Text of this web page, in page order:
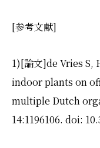
[参考文献]
1)[論文]de Vries S,
indoor plants on
multiple Dutch
14:1196106. doi: